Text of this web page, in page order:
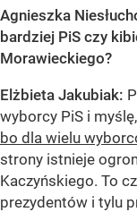
Agnieszka
bardziej PiS czy
Morawieckiego?
Elżbieta Jakubiak:
wyborcy PiS i
bo dla wielu
strony istnieje
Kaczyńskiego. To
prezydentów i tylu